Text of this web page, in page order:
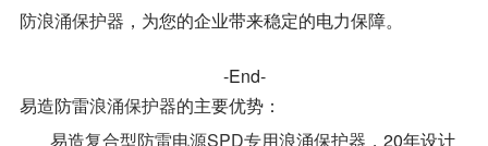
防浪涌保护器 ，为您的企业带来稳定的电力保障。
-End-
易造防雷浪涌保护器的主要优势：
易造复合型防雷电源SPD专用浪涌保护器 ，20年设计